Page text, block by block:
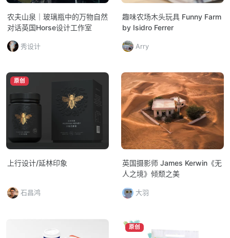
农夫山泉｜玻璃瓶中的万物自然
对话英国Horse设计工作室
秀设计
趣味农场木头玩具 Funny Farm
by Isidro Ferrer
Arry
原创
上行设计/延林印象
石昌鸿
英国摄影师 James Kerwin《无
人之境》倾颓之美
大羽
原创